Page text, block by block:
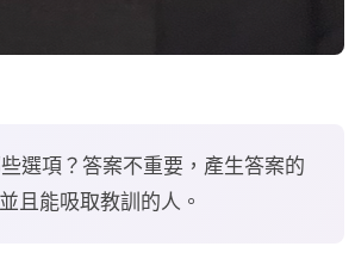
選項？答案不重要，產生答案的
且能吸取教訓的人。